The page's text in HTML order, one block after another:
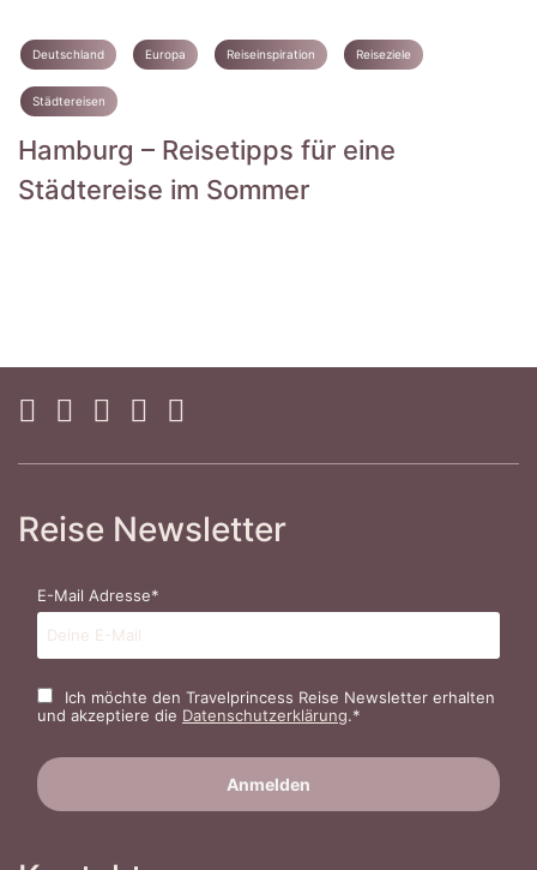
Deutschland Europa Reiseinspiration Reiseziele
Städtereisen
Hamburg – Reisetipps für eine
Städtereise im Sommer
Reise Newsletter
E-Mail Adresse*
Ich möchte den Travelprincess Reise Newsletter erhalten
und akzeptiere die Datenschutzerklärung.*